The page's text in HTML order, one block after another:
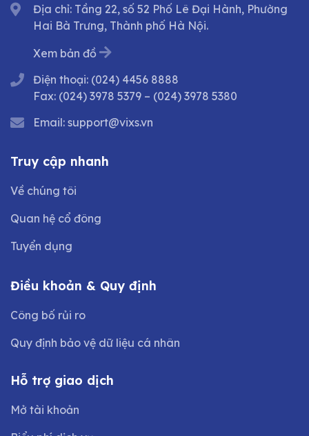
Địa chỉ: Tầng 22, số 52 Phố Lê Đại Hành, Phường
Hai Bà Trưng, Thành phố Hà Nội.
Xem bản đồ
Điện thoại: (024) 4456 8888
Fax: (024) 3978 5379 – (024) 3978 5380
Email: support@vixs.vn
Truy cập nhanh
Về chúng tôi
Quan hệ cổ đông
Tuyển dụng
Điều khoản & Quy định
Công bố rủi ro
Quy định bảo vệ dữ liệu cá nhân
Hỗ trợ giao dịch
Mở tài khoản